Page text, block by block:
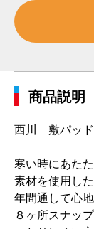
商品説明
西川 敷パッド
寒い時にあた
素材を使用し
年間通して心
８ヶ所スナッ